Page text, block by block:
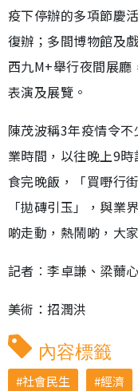
疫下停辦的多項節慶
復辦；多間博物館及
西九M+舉行夜間展
表演及展覽。
陳茂波稱3年疫情令
業時間，以往晚上9
食完晚飯，「買嘢行
「拋磚引玉」，與業
啲走動，熱鬧啲，大
記者︰李卓謙、梁薾心
美術：招潤洪
內容標籤
社會民生 經濟